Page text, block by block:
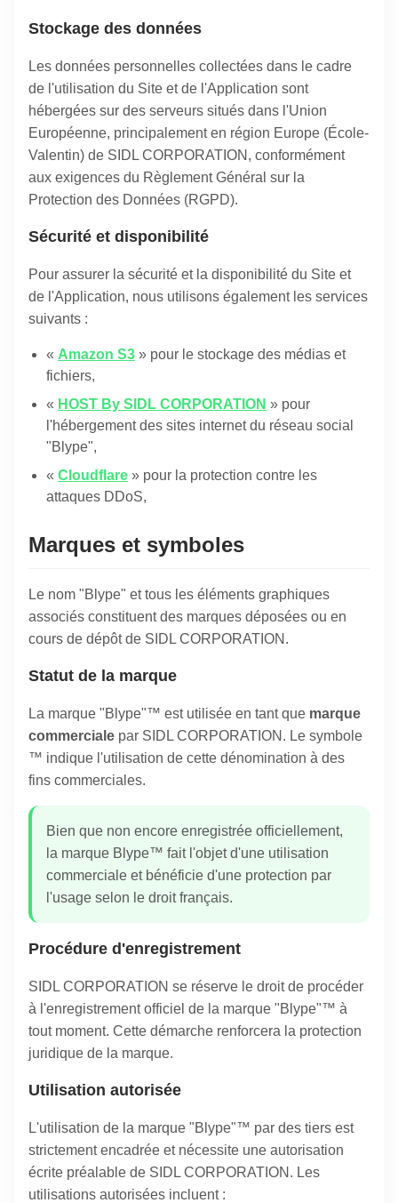
Stockage des données
Les données personnelles collectées dans le cadre
de l'utilisation du Site et de l'Application sont
hébergées sur des serveurs situés dans l'Union
Européenne, principalement en région Europe (École-
Valentin) de SIDL CORPORATION, conformément
aux exigences du Règlement Général sur la
Protection des Données (RGPD).
Sécurité et disponibilité
Pour assurer la sécurité et la disponibilité du Site et
de l'Application, nous utilisons également les services
suivants :
« Amazon S3 » pour le stockage des médias et
fichiers,
« HOST By SIDL CORPORATION » pour
l'hébergement des sites internet du réseau social
"Blype",
« Cloudflare » pour la protection contre les
attaques DDoS,
Marques et symboles
Le nom "Blype" et tous les éléments graphiques
associés constituent des marques déposées ou en
cours de dépôt de SIDL CORPORATION.
Statut de la marque
La marque "Blype"™ est utilisée en tant que marque
commerciale par SIDL CORPORATION. Le symbole
™ indique l'utilisation de cette dénomination à des
fins commerciales.
Bien que non encore enregistrée officiellement,
la marque Blype™ fait l'objet d'une utilisation
commerciale et bénéficie d'une protection par
l'usage selon le droit français.
Procédure d'enregistrement
SIDL CORPORATION se réserve le droit de procéder
à l'enregistrement officiel de la marque "Blype"™ à
tout moment. Cette démarche renforcera la protection
juridique de la marque.
Utilisation autorisée
L'utilisation de la marque "Blype"™ par des tiers est
strictement encadrée et nécessite une autorisation
écrite préalable de SIDL CORPORATION. Les
utilisations autorisées incluent :